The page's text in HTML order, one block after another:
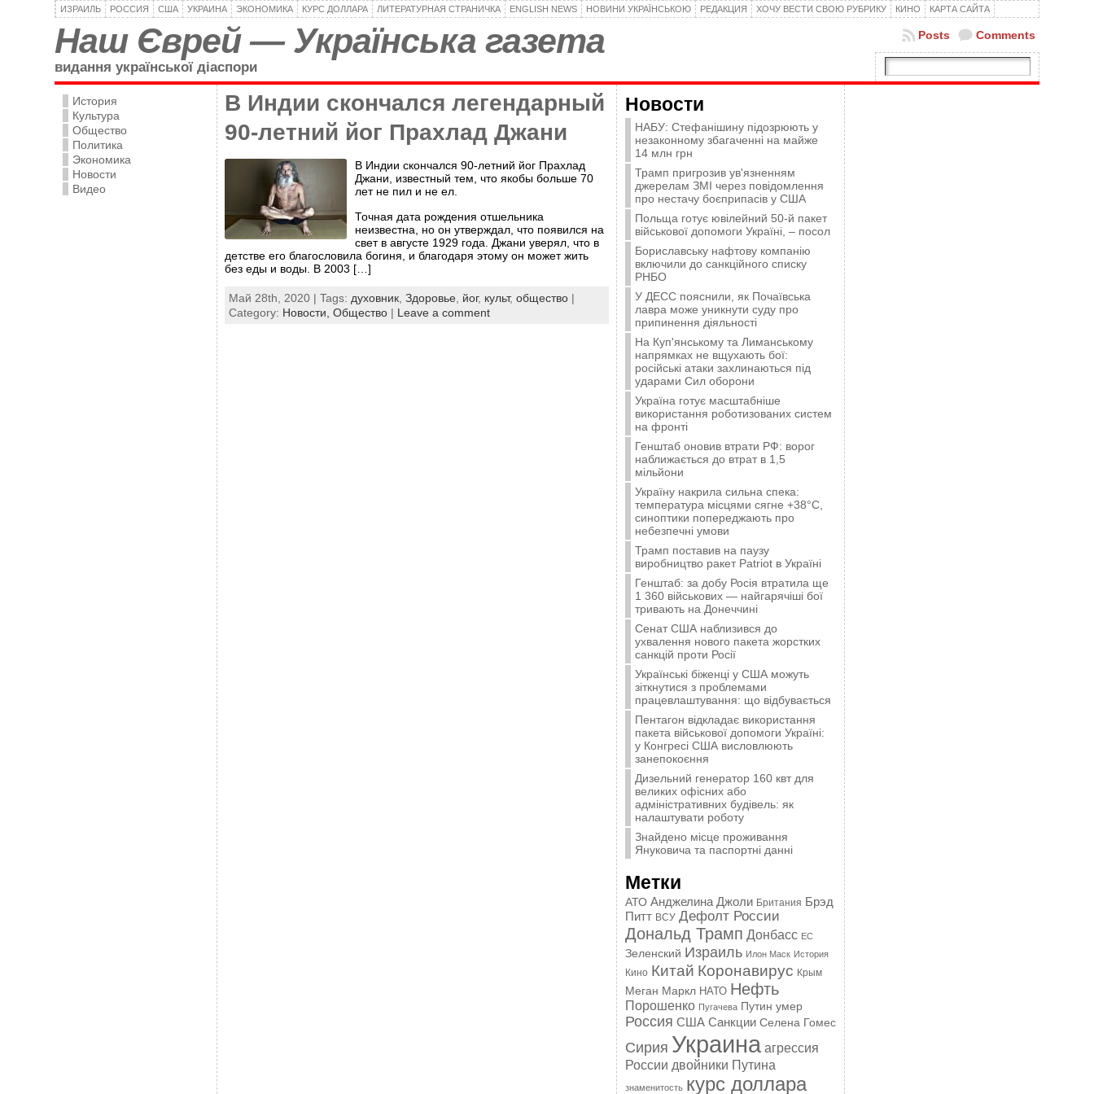
ИЗРАИЛЬ РОССИЯ США УКРАИНА ЭКОНОМИКА КУРС ДОЛЛАРА ЛИТЕРАТУРНАЯ СТРАНИЧКА ENGLISH NEWS НОВИНИ УКРАЇНСЬКОЮ РЕДАКЦИЯ ХОЧУ ВЕСТИ СВОЮ РУБРИКУ КИНО КАРТА САЙТА
Наш Єврей — Українська газета
видання української діаспори
Comments
Posts
История
Культура
Общество
Политика
Экономика
Новости
Видео
В Индии скончался легендарный
90-летний йог Прахлад Джани
В Индии скончался 90-летний йог Прахлад
Джани, известный тем, что якобы больше 70
лет не пил и не ел.
Точная дата рождения отшельника
неизвестна, но он утверждал, что появился на
свет в августе 1929 года. Джани уверял, что в
детстве его благословила богиня, и благодаря этому он может жить
без еды и воды. В 2003 […]
Май 28th, 2020 | Tags: духовник Здоровье йог, культ, общество |
Category: Новости, Общество | Leave a comment
Новости
НАБУ: Стефанішину підозрюють у
незаконному збагаченні на майже
14 млн грн
Трамп пригрозив ув'язненням
джерелам ЗМІ через повідомлення
про нестачу боєприпасів у США
Польща готує ювілейний 50-й пакет
військової допомоги Україні, – посол
Бориславську нафтову компанію
включили до санкційного списку
РНБО
У ДЕСС пояснили, як Почаївська
лавра може уникнути суду про
припинення діяльності
На Куп'янському та Лиманському
напрямках не вщухають бої:
російські атаки захлинаються під
ударами Сил оборони
Україна готує масштабніше
використання роботизованих систем
на фронті
Генштаб оновив втрати РФ: ворог
наближається до втрат в 1,5
мільйони
Україну накрила сильна спека:
температура місцями сягне +38°C,
синоптики попереджають про
небезпечні умови
Трамп поставив на паузу
виробництво ракет Patriot в Україні
Генштаб: за добу Росія втратила ще
1 360 військових — найгарячіші бої
тривають на Донеччині
Сенат США наблизився до
ухвалення нового пакета жорстких
санкцій проти Росії
Українські біженці у США можуть
зіткнутися з проблемами
працевлаштування: що відбувається
Пентагон відкладає використання
пакета військової допомоги Україні:
у Конгресі США висловлюють
занепокоєння
Дизельний генератор 160 квт для
великих офісних або
адміністративних будівель: як
налаштувати роботу
Знайдено місце проживання
Януковича та паспортні данні
Метки
АТО Анджелина Джоли Британия Брэд
Питт ВСУ Дефолт России
Дональд Трамп Донбасс ЕС
Зеленский Израиль Илон Маск История
Кино Китай Коронавирус Крым
Меган Маркл НАТО Нефть
Порошенко Пугачева Путин умер
Россия США Санкции Селена Гомес
Сирия Украина агрессия
России двойники Путина
знаменитость курс доллара